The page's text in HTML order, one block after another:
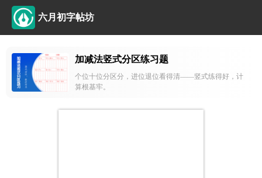
六月初字帖坊
加减法竖式分区练习题
个位十位分区分，进位退位看得清——竖式练得好，计
算根基牢。